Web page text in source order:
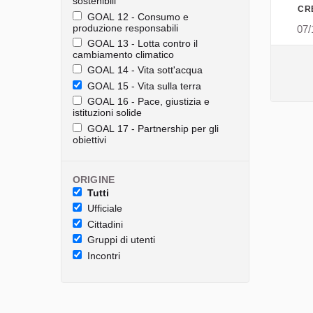
GOAL 12 - Consumo e
produzione responsabili
GOAL 13 - Lotta contro il
cambiamento climatico
GOAL 14 - Vita sott'acqua
GOAL 15 - Vita sulla terra
GOAL 16 - Pace, giustizia e
istituzioni solide
GOAL 17 - Partnership per gli
obiettivi
ORIGINE
Tutti
Ufficiale
Cittadini
Gruppi di utenti
Incontri
07/